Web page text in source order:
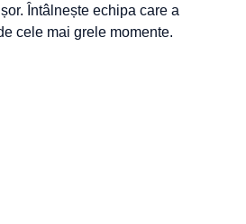
Întâlnește echipa care a
cele mai grele momente.